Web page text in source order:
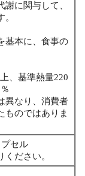
に関与して、
基本に、食事の
、基準熱量220
異なり、消費者
ものではありま
セル
ださい。